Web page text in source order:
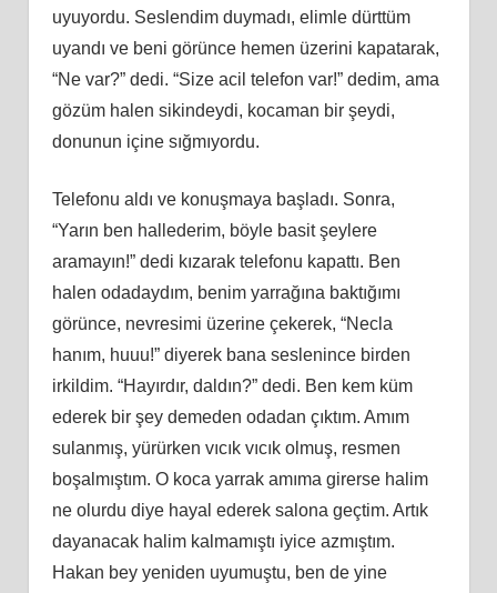
uyuyordu. Seslendim duymadı, elimle dürttüm
uyandı ve beni görünce hemen üzerini kapatarak,
“Ne var?” dedi. “Size acil telefon var!” dedim, ama
gözüm halen sikindeydi, kocaman bir şeydi,
donunun içine sığmıyordu.
Telefonu aldı ve konuşmaya başladı. Sonra,
“Yarın ben hallederim, böyle basit şeylere
aramayın!” dedi kızarak telefonu kapattı. Ben
halen odadaydım, benim yarrağına baktığımı
görünce, nevresimi üzerine çekerek, “Necla
hanım, huuu!” diyerek bana seslenince birden
irkildim. “Hayırdır, daldın?” dedi. Ben kem küm
ederek bir şey demeden odadan çıktım. Amım
sulanmış, yürürken vıcık vıcık olmuş, resmen
boşalmıştım. O koca yarrak amıma girerse halim
ne olurdu diye hayal ederek salona geçtim. Artık
dayanacak halim kalmamıştı iyice azmıştım.
Hakan bey yeniden uyumuştu, ben de yine